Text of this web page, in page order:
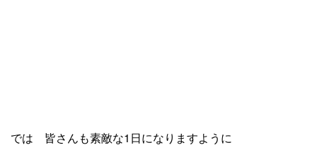
では 皆さんも素敵な1日になりますように